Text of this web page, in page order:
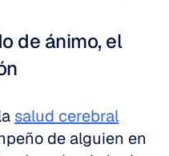
de ánimo, el
salud cerebral
de alguien en